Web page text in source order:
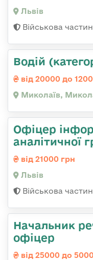
Львів
Військова
Водій
від 20000 до
Миколаїв,
Офіцер
аналітичної
від 21000 грн
Львів
Військова
Начальник
офіцер
від 25000 до